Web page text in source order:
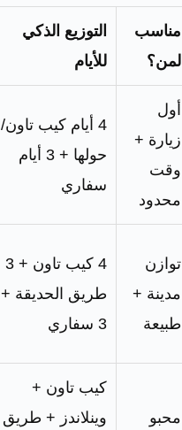
مناسب
لمن؟
التوزيع الذكي
للأيام
أول
زيارة +
وقت
محدود
4 أيام كيب تاون/
حولها + 3 أيام
سفاري
توازن
مدينة +
طبيعة
4 كيب تاون + 3
طريق الحديقة +
3 سفاري
محبو
كيب تاون +
وينلاندز + طريق